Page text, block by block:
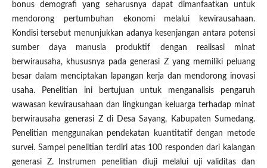
bonus demografi yang seharusnya dapat dimanfaatkan untuk
mendorong pertumbuhan ekonomi melalui kewirausahaan.
Kondisi tersebut menunjukkan adanya kesenjangan antara potensi
sumber daya manusia produktif dengan realisasi minat
berwirausaha, khususnya pada generasi Z yang memiliki peluang
besar dalam menciptakan lapangan kerja dan mendorong inovasi
usaha. Penelitian ini bertujuan untuk menganalisis pengaruh
wawasan kewirausahaan dan lingkungan keluarga terhadap minat
berwirausaha generasi Z di Desa Sayang, Kabupaten Sumedang.
Penelitian menggunakan pendekatan kuantitatif dengan metode
survei. Sampel penelitian terdiri atas 100 responden dari kalangan
generasi Z. Instrumen penelitian diuji melalui uji validitas dan